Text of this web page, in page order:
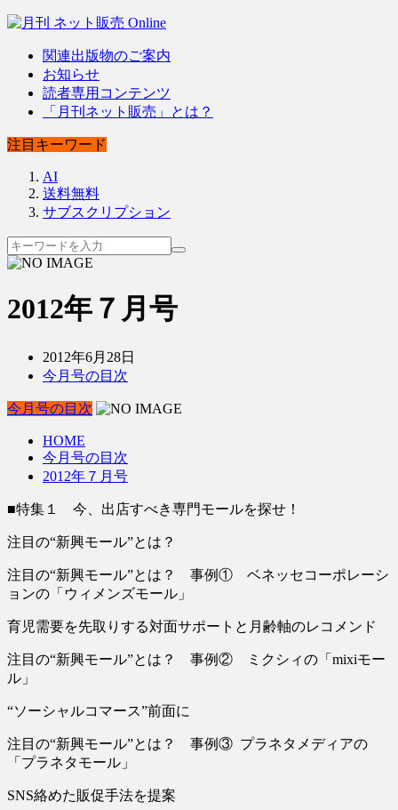
関連出版物のご案内
お知らせ
読者専用コンテンツ
「月刊ネット販売」とは？
注目キーワード
AI
送料無料
サブスクリプション
2012年７月号
2012年6月28日
今月号の目次
今月号の目次
HOME
今月号の目次
2012年７月号
■特集１ 今、出店すべき専門モールを探せ！
注目の“新興モール”とは？
注目の“新興モール”とは？ 事例① ベネッセコーポレーシ
ョンの「ウィメンズモール」
育児需要を先取りする対面サポートと月齢軸のレコメンド
注目の“新興モール”とは？ 事例② ミクシィの「mixiモー
ル」
“ソーシャルコマース”前面に
注目の“新興モール”とは？ 事例③ プラネタメディアの
「プラネタモール」
SNS絡めた販促手法を提案